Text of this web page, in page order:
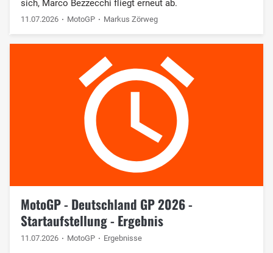
sich, Marco Bezzecchi fliegt erneut ab.
11.07.2026 MotoGP Markus Zörweg
MotoGP - Deutschland GP 2026 -
Startaufstellung - Ergebnis
11.07.2026 MotoGP Ergebnisse